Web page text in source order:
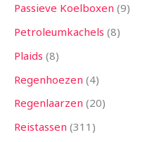
Passieve Koelboxen 9
Petroleumkachels 8
Plaids 8
Regenhoezen 4
Regenlaarzen 20
Reistassen 311